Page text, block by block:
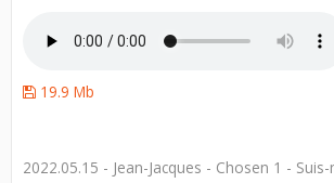
19.9 Mb
2022.05.15 - Jean-Jacques - Chosen 1 -